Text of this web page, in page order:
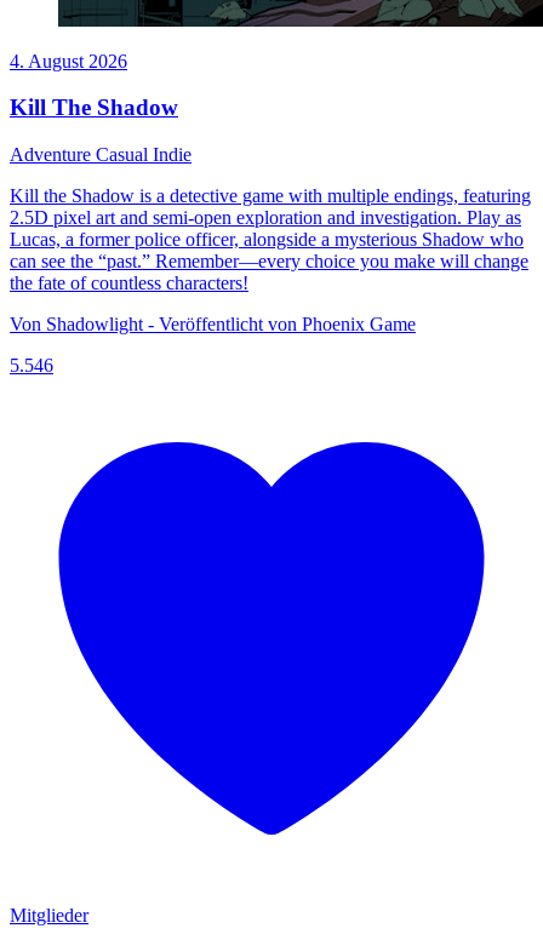
4. August 2026
Kill The Shadow
Adventure Casual Indie
Kill the Shadow is a detective game with multiple endings, featuring
2.5D pixel art and semi-open exploration and investigation. Play as
Lucas, a former police officer, alongside a mysterious Shadow who
can see the “past.” Remember—every choice you make will change
the fate of countless characters!
Von Shadowlight - Veröffentlicht von Phoenix Game
5.546
Mitglieder